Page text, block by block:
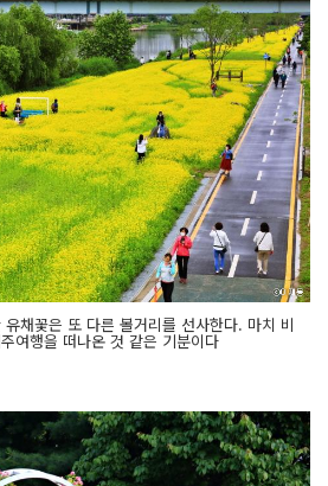
채꽃은 또 다른 볼거리를 선사한다. 마치 비
여행을 떠나온 것 같은 기분이다